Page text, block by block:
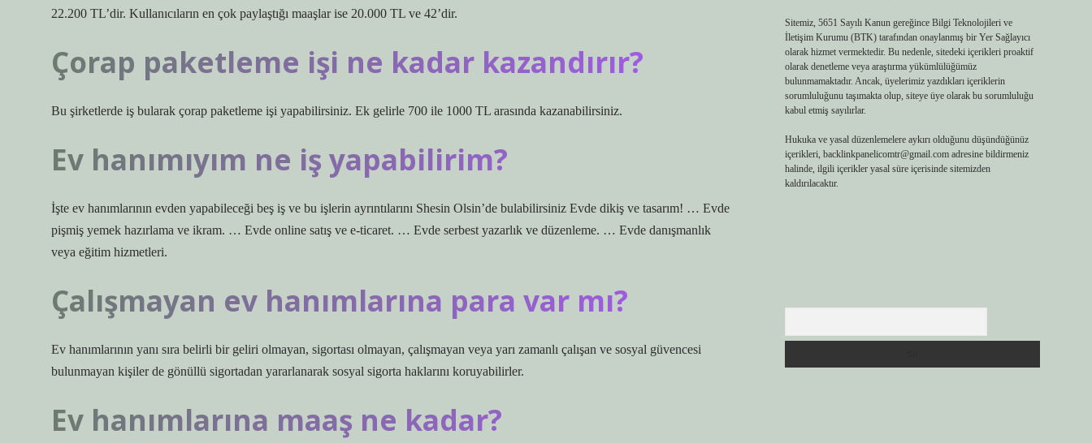
22.200 TL’dir. Kullanıcıların en çok paylaştığı maaşlar ise 20.000 TL ve 42’dir.
Çorap paketleme işi ne kadar kazandırır?
Bu şirketlerde iş bularak çorap paketleme işi yapabilirsiniz. Ek gelirle 700 ile 1000 TL arasında kazanabilirsiniz.
Ev hanımıyım ne iş yapabilirim?
İşte ev hanımlarının evden yapabileceği beş iş ve bu işlerin ayrıntılarını Shesin Olsin’de bulabilirsiniz Evde dikiş ve tasarım! … Evde
pişmiş yemek hazırlama ve ikram. … Evde online satış ve e-ticaret. … Evde serbest yazarlık ve düzenleme. … Evde danışmanlık
veya eğitim hizmetleri.
Çalışmayan ev hanımlarına para var mı?
Ev hanımlarının yanı sıra belirli bir geliri olmayan, sigortası olmayan, çalışmayan veya yarı zamanlı çalışan ve sosyal güvencesi
bulunmayan kişiler de gönüllü sigortadan yararlanarak sosyal sigorta haklarını koruyabilirler.
Ev hanımlarına maaş ne kadar?
Sitemiz, 5651 Sayılı Kanun gereğince Bilgi Teknolojileri ve
İletişim Kurumu (BTK) tarafından onaylanmış bir Yer Sağlayıcı
olarak hizmet vermektedir. Bu nedenle, sitedeki içerikleri proaktif
olarak denetleme veya araştırma yükümlülüğümüz
bulunmamaktadır. Ancak, üyelerimiz yazdıkları içeriklerin
sorumluluğunu taşımakta olup, siteye üye olarak bu sorumluluğu
kabul etmiş sayılırlar.
Hukuka ve yasal düzenlemelere aykırı olduğunu düşündüğünüz
içerikleri, backlinkpanelicomtr@gmail.comadresine bildirmeniz
halinde, ilgili içerikler yasal süre içerisinde sitemizden
kaldırılacaktır.